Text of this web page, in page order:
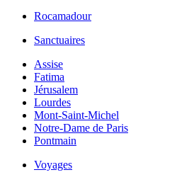
Rocamadour
Sanctuaires
Assise
Fatima
Jérusalem
Lourdes
Mont-Saint-Michel
Notre-Dame de Paris
Pontmain
Voyages